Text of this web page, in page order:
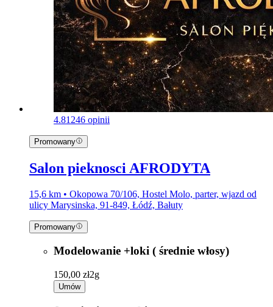
4.81246 opinii
Promowany
Salon pieknosci AFRODYTA
15,6 km • Okopowa 70/106, Hostel Molo, parter, wjazd od
ulicy Marysinska, 91-849, Łódź, Bałuty
Promowany
Modelowanie +loki ( średnie włosy)
150,00 zł2g
Umów